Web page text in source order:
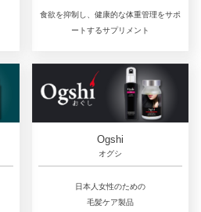
食欲を抑制し、健康的な体重管理をサポ
ートするサプリメント
Ogshi
オグシ
日本人女性のための
毛髪ケア製品